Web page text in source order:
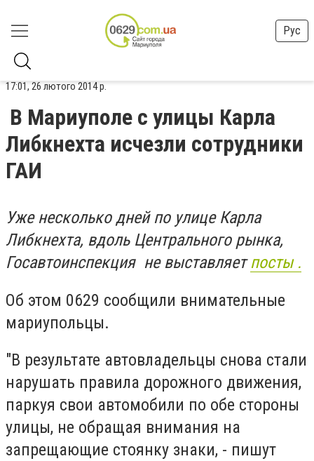
Рус
17:01, 26 лютого 2014 р.
В Мариуполе с улицы Карла
Либкнехта исчезли сотрудники
ГАИ
Уже несколько дней по улице Карла
Либкнехта, вдоль Центрального рынка,
Госавтоинспекция не выставляетпосты .
Об этом 0629 сообщили внимательные
мариупольцы.
"В результате автовладельцы снова стали
нарушать правила дорожного движения,
паркуя свои автомобили по обе стороны
улицы, не обращая внимания на
запрещающие стоянку знаки, - пишут